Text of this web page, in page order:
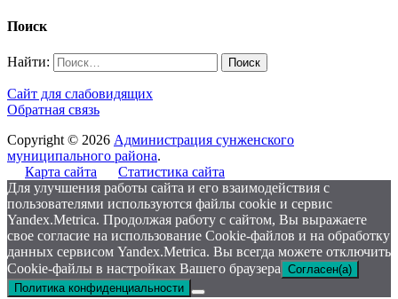
Поиск
Найти:
Сайт для слабовидящих
Обратная связь
Copyright © 2026 Администрация сунженского
муниципального района.
Карта сайта
Статистика сайта
Для улучшения работы сайта и его взаимодействия с
пользователями используются файлы cookie и сервис
Yandex.Metrica. Продолжая работу с сайтом, Вы выражаете
свое согласие на использование Cookie-файлов и на обработку
данных сервисом Yandex.Metrica. Вы всегда можете отключить
Cookie-файлы в настройках Вашего браузера Согласен(а)
Политика конфиденциальности